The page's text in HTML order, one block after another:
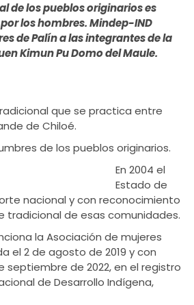
de los pueblos originarios es
los hombres. Mindep-IND
de Palín a las integrantes de la
Kimun Pu Domo del Maule.
que se practica entre
de Chiloé.
de los pueblos originarios.
En 2004 el
Estado de
nacional y con reconocimiento
tradicional de esas comunidades.
la Asociación de mujeres
el 2 de agosto de 2019 y con
septiembre de 2022, en el registro
de Desarrollo Indígena,